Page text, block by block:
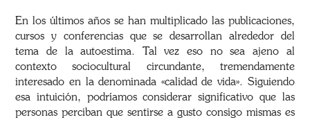
En los últimos años se han multiplicado las publicaciones,
cursos y conferencias que se desarrollan alrededor del
tema de la autoestima. Tal vez eso no sea ajeno al
contexto sociocultural circundante, tremendamente
interesado en la denominada «calidad de vida». Siguiendo
esa intuición, podríamos considerar significativo que las
personas perciban que sentirse a gusto consigo mismas es